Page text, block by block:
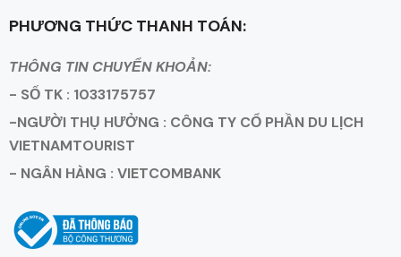
PHƯƠNG THỨC THANH TOÁN:
THÔNG TIN CHUYỂN KHOẢN:
- SỐ TK : 1033175757
-NGƯỜI THỤ HƯỞNG : CÔNG TY CỔ PHẦN DU LỊCH
VIETNAMTOURIST
- NGÂN HÀNG : VIETCOMBANK